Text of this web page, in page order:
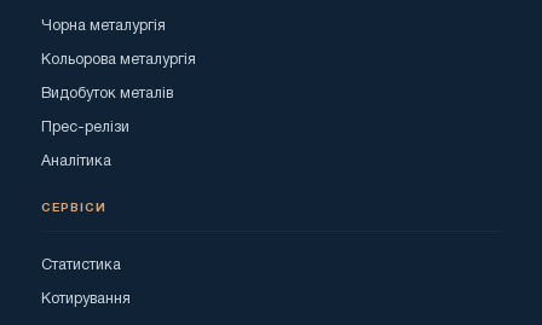
Чорна металургія
Кольорова металургія
Видобуток металів
Прес-релізи
Аналітика
СЕРВІСИ
Статистика
Котирування